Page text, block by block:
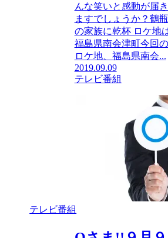
んな笑いと感動が届き
ますでしょうか？鶴瓶
の家族に乾杯 ロケ地
福島県南会津町今回の
ロケ地、福島県南会...
2019.09.09
テレビ番組
テレビ番組